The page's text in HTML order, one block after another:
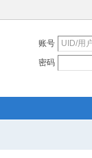
账号
密码